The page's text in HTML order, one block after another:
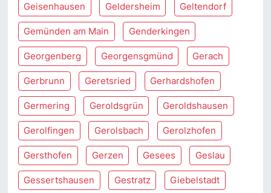
Geisenhausen Geldersheim Geltendorf
Gemünden am Main Genderkingen
Georgenberg Georgensgmünd Gerach
Gerbrunn Geretsried Gerhardshofen
Germering Geroldsgrün Geroldshausen
Gerolfingen Gerolsbach Gerolzhofen
Gersthofen Gerzen Gesees Geslau
Gessertshausen Gestratz Giebelstadt